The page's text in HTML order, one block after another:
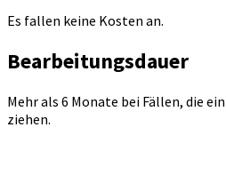
Es fallen keine Kosten an.
Bearbeitungsdauer
Mehr als 6 Monate bei Fällen, die
ziehen.